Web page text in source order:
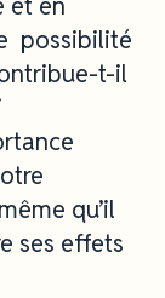
possibilité
t-il
qu’il
ses effets